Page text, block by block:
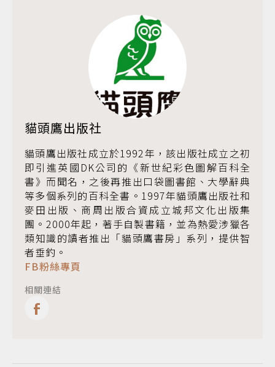
貓頭鷹出版社
貓頭鷹出版社成立於1992年，該出版社成立之初
即引進英國DK公司的《新世紀彩色圖解百科全
書》而聞名，之後再推出口袋圖書館、大學辭典
等多個系列的百科全書。1997年貓頭鷹出版社和
麥田出版、商周出版合資成立城邦文化出版集
團。2000年起，著手自製書籍，並為熱愛涉獵各
類知識的讀者推出「貓頭鷹書房」系列，提供智
者垂釣。
FB粉絲專頁
相關連結